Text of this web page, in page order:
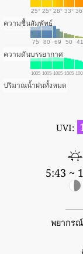
25° 25° 28° 33°
ความชื้นสัมพัทธ์
75 80 69 50 41
ความดันบรรยากาศ
1005 1005 1005 1005
ปริมาณน้ำฝนทั้งหมด
UVI:
5:43 ~
พยากรณ์